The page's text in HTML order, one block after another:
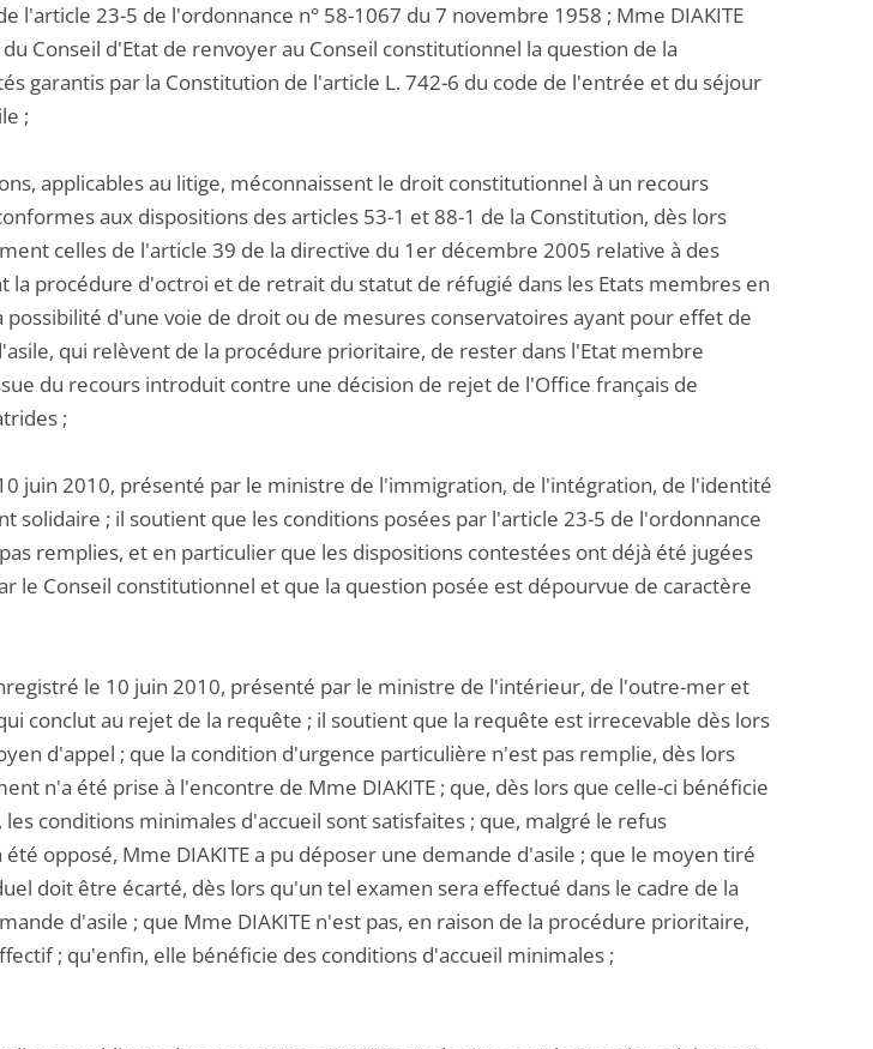
l'article 23-5 de l'ordonnance n° 58-1067 du 7 novembre 1958 ; Mme DIAKITE
Conseil d'Etat de renvoyer au Conseil constitutionnel la question de la
garantis par la Constitution de l'article L. 742-6 du code de l'entrée et du séjour
;
applicables au litige, méconnaissent le droit constitutionnel à un recours
aux dispositions des articles 53-1 et 88-1 de la Constitution, dès lors
celles de l'article 39 de la directive du 1er décembre 2005 relative à des
la procédure d'octroi et de retrait du statut de réfugié dans les Etats membres en
possibilité d'une voie de droit ou de mesures conservatoires ayant pour effet de
qui relèvent de la procédure prioritaire, de rester dans l'Etat membre
du recours introduit contre une décision de rejet de l'Office français de
;
juin 2010, présenté par le ministre de l'immigration, de l'intégration, de l'identité
solidaire ; il soutient que les conditions posées par l'article 23-5 de l'ordonnance
remplies, et en particulier que les dispositions contestées ont déjà été jugées
le Conseil constitutionnel et que la question posée est dépourvue de caractère
le 10 juin 2010, présenté par le ministre de l'intérieur, de l'outre-mer et
conclut au rejet de la requête ; il soutient que la requête est irrecevable dès lors
d'appel ; que la condition d'urgence particulière n'est pas remplie, dès lors
n'a été prise à l'encontre de Mme DIAKITE ; que, dès lors que celle-ci bénéficie
conditions minimales d'accueil sont satisfaites ; que, malgré le refus
opposé, Mme DIAKITE a pu déposer une demande d'asile ; que le moyen tiré
doit être écarté, dès lors qu'un tel examen sera effectué dans le cadre de la
d'asile ; que Mme DIAKITE n'est pas, en raison de la procédure prioritaire,
; qu'enfin, elle bénéficie des conditions d'accueil minimales ;